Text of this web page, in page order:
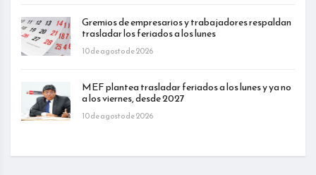
Gremios de empresarios y trabajadores respaldan
trasladar los feriados a los lunes
10 de agosto de 2026
MEF plantea trasladar feriados a los lunes y ya no
a los viernes, desde 2027
10 de agosto de 2026